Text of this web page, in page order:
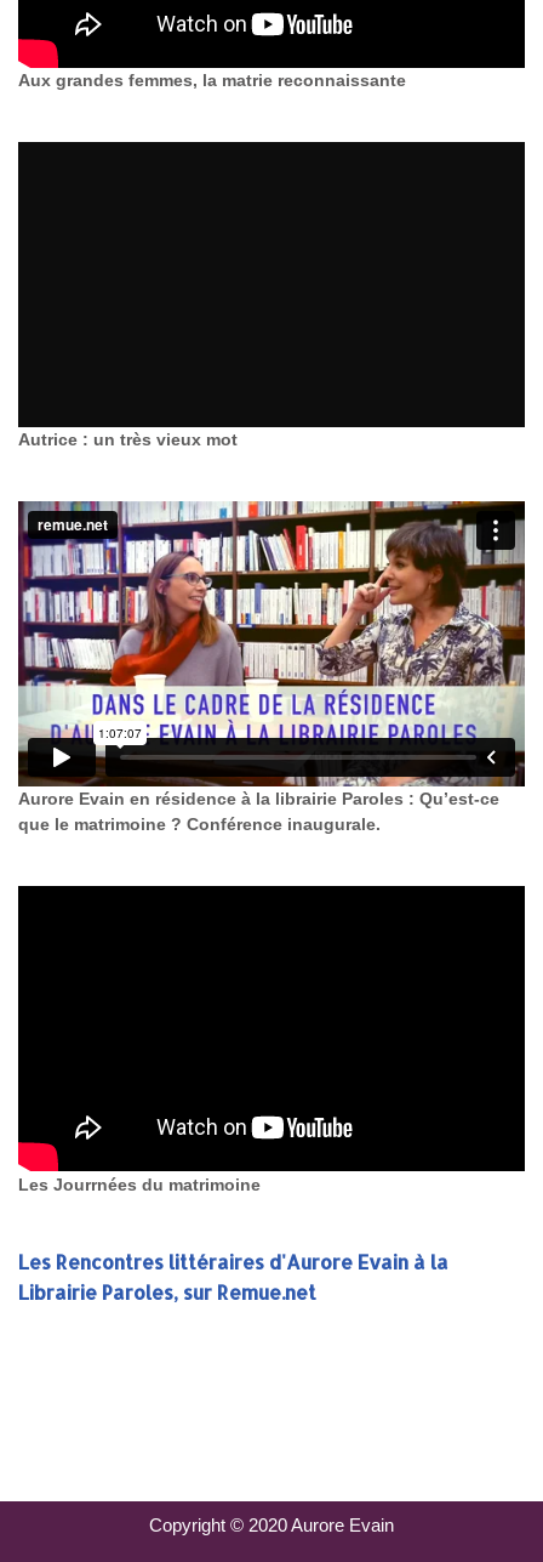
Aux grandes femmes, la matrie reconnaissante
Autrice : un très vieux mot
Aurore Evain en résidence à la librairie Paroles : Qu’est-ce
que le matrimoine ? Conférence inaugurale.
Les Jourrnées du matrimoine
Les Rencontres littéraires d'Aurore Evain à la
Librairie Paroles, sur Remue.net
Copyright © 2020 Aurore Evain